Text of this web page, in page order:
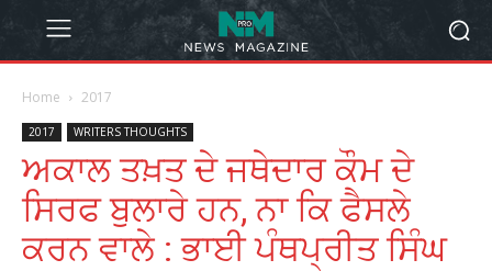
Home 2017
2017 WRITERS THOUGHTS
ਅਕਾਲ ਤਖ਼ਤ ਦੇ ਜਥੇਦਾਰ ਕੌਮ ਦੇ
ਸਿਰਫ ਬੁਲਾਰੇ ਹਨ, ਨਾ ਕਿ ਫੈਸਲੇ
ਕਰਨ ਵਾਲੇ : ਭਾਈ ਪੰਥਪ੍ਰੀਤ ਸਿੰਘ